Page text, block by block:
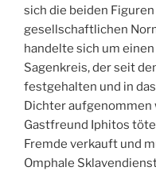
sich die beiden
gesellschaftlichen
handelte sich um
Sagenkreis, der seit
festgehalten und in
Dichter aufgenommen
Gastfreund Iphitos
Fremde verkauft und
Omphale